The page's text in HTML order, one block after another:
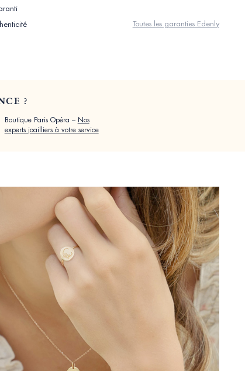
Toutes les garanties Edenly
?
Boutique Paris Opéra – Nos
experts joailliers à votre service